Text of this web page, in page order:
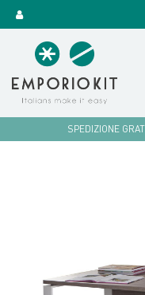
SPEDIZIONE